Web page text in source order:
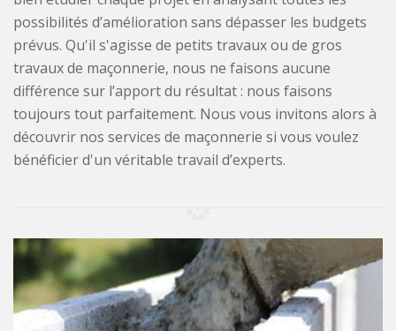
possibilités d’amélioration sans dépasser les budgets
prévus. Qu'il s'agisse de petits travaux ou de gros
travaux de maçonnerie, nous ne faisons aucune
différence sur l’apport du résultat : nous faisons
toujours tout parfaitement. Nous vous invitons alors à
découvrir nos services de maçonnerie si vous voulez
bénéficier d'un véritable travail d’experts.